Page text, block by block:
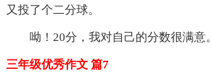
又投了个二分球。
呦！20分，我对自己的分数很满意。
三年级优秀作文 篇7